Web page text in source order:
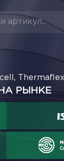
РЫНКЕ